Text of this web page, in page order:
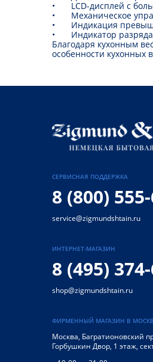
•
LCD-дисплей с
•
Механическое
•
Индикация
•
Индикатор
Благодаря кухонным
особенности кухонных
СЕРВИСНАЯ ПОДДЕРЖКА
8 (800)
service@zigmundshtain.ru
ИНТЕРНЕТ-МАГАЗИН
8 (495)
shop@zigmundshtain.ru
ФИРМЕННЫЙ МАГАЗИН В
Москва, Багратионовский
Горбушкин Двор, 1 этаж,